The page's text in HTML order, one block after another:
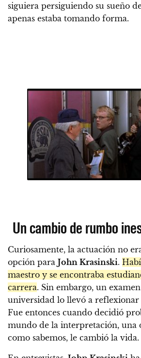
siguiera persiguiendo su sueño
apenas estaba tomando forma.
Un cambio de rumbo
Curiosamente, la actuación no
opción para John Krasinski.
maestro y se encontraba
carrera. Sin embargo, un
universidad lo llevó a reflexionar
Fue entonces cuando decidió
mundo de la interpretación, una
como sabemos, le cambió la vida.